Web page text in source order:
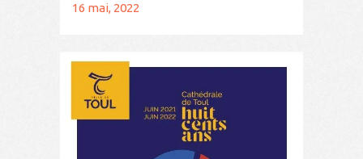
16 mai, 2022